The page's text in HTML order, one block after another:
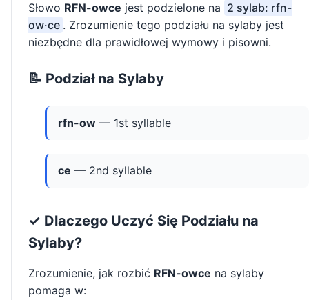
Słowo RFN-owce jest podzielone na 2 sylab: rfn-
ow·ce . Zrozumienie tego podziału na sylaby jest
niezbędne dla prawidłowej wymowy i pisowni.
📝 Podział na Sylaby
rfn-ow — 1st syllable
ce — 2nd syllable
✓ Dlaczego Uczyć Się Podziału na
Sylaby?
Zrozumienie, jak rozbić RFN-owce na sylaby
pomaga w: